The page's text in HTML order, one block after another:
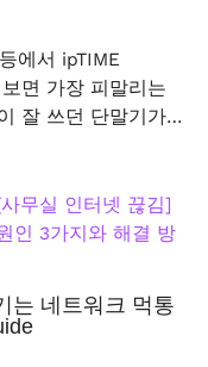
에서 ipTIME
면 가장 피말리는
잘 쓰던 단말기가…
는 네트워크 먹통